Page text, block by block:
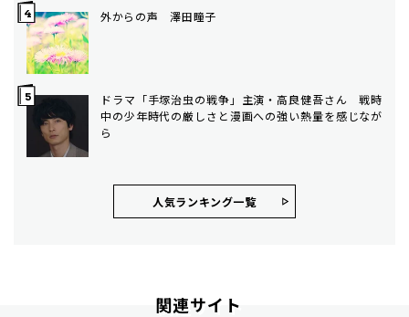
外からの声 澤田瞳子
ドラマ「手塚治虫の戦争」主演・高良健吾さん 戦時
中の少年時代の厳しさと漫画への強い熱量を感じなが
ら
人気ランキング⼀覧
関連サイト